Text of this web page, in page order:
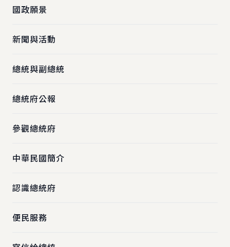
國政願景
新聞與活動
總統與副總統
總統府公報
參觀總統府
中華民國簡介
認識總統府
便民服務